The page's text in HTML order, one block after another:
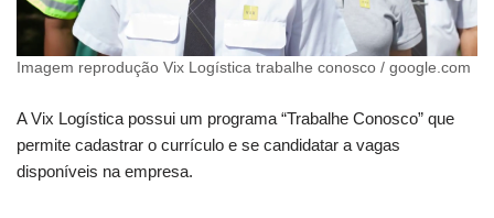
Imagem reprodução Vix Logística trabalhe conosco / google.com
A Vix Logística possui um programa “Trabalhe Conosco” que
permite cadastrar o currículo e se candidatar a vagas
disponíveis na empresa.